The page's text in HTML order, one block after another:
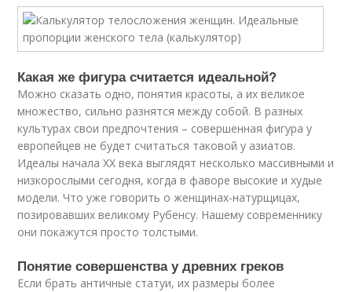
Какая же фигура считается идеальной?
Можно сказать одно, понятия красоты, а их великое
множество, сильно разнятся между собой. В разных
культурах свои предпочтения – совершенная фигура у
европейцев не будет считаться таковой у азиатов.
Идеалы начала XX века выглядят несколько массивными и
низкорослыми сегодня, когда в фаворе высокие и худые
модели. Что уже говорить о женщинах-натурщицах,
позировавших великому Рубенсу. Нашему современнику
они покажутся просто толстыми.
Понятие совершенства у древних греков
Если брать античные статуи, их размеры более